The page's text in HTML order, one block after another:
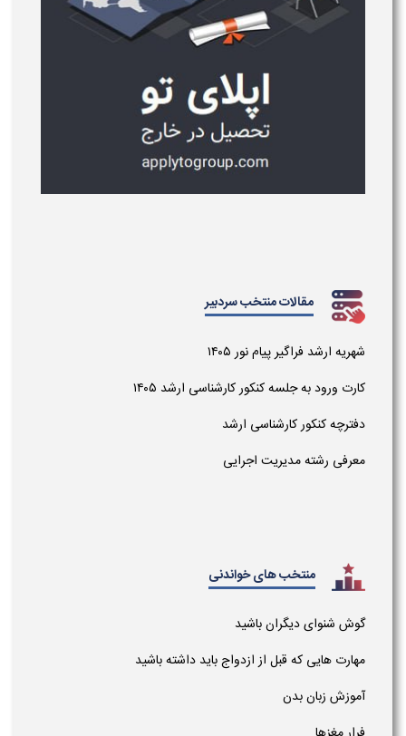
مقالات منتخب سردبیر
شهریه ارشد فراگیر پیام نور ۱۴۰۵
کارت ورود به جلسه کنکور کارشناسی ارشد ۱۴۰۵
دفترچه کنکور کارشناسی ارشد
معرفی رشته مدیریت اجرایی
منتخب های خواندنی
گوش شنوای دیگران باشید
مهارت هایی که قبل از ازدواج باید داشته باشید
آموزش زبان بدن